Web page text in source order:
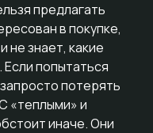
предлагать
в покупке,
не знает, какие
попытаться
потерять
«теплыми» и
иначе. Они